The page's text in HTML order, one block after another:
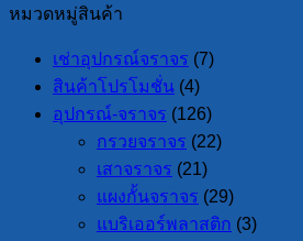
หมวดหมู่สินค้า
เช่าอุปกรณ์จราจร (7)
สินค้าโปรโมชั่น (4)
อุปกรณ์-จราจร (126)
กรวยจราจร (22)
เสาจราจร (21)
แผงกั้นจราจร (29)
แบริเออร์พลาสติก (3)